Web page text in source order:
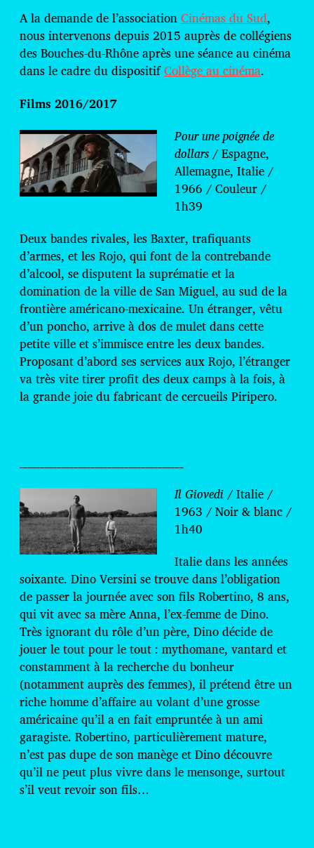
e
d
e
p
u
l
i
c
a
i
o
n
A la demande de l’associationCinémas du Sud,
nous intervenons depuis 2015 auprès de collégiens
des Bouches-du-Rhône après une séance au cinéma
dans le cadre du dispositifCollège au cinéma.
Films 2016/2017
Pour une poignée de
dollars/ Espagne,
Allemagne, Italie /
1966 / Couleur /
1h39
Deux bandes rivales, les Baxter, trafiquants
d’armes, et les Rojo, qui font de la contrebande
d’alcool, se disputent la suprématie et la
domination de la ville de San Miguel, au sud de la
frontière américano-mexicaine. Un étranger, vêtu
d’un poncho, arrive à dos de mulet dans cette
petite ville et s’immisce entre les deux bandes.
Proposant d’abord ses services aux Rojo, l’étranger
va très vite tirer profit des deux camps à la fois, à
la grande joie du fabricant de cercueils Piripero.
Il Giovedi/ Italie /
1963 / Noir & blanc /
1h40
Italie dans les années
soixante. Dino Versini se trouve dans l’obligation
de passer la journée avec son fils Robertino, 8 ans,
qui vit avec sa mère Anna, l’ex-femme de Dino.
Très ignorant du rôle d’un père, Dino décide de
jouer le tout pour le tout : mythomane, vantard et
constamment à la recherche du bonheur
(notamment auprès des femmes), il prétend être un
riche homme d’affaire au volant d’une grosse
américaine qu’il a en fait empruntée à un ami
garagiste. Robertino, particulièrement mature,
n’est pas dupe de son manège et Dino découvre
qu’il ne peut plus vivre dans le mensonge, surtout
s’il veut revoir son fils…